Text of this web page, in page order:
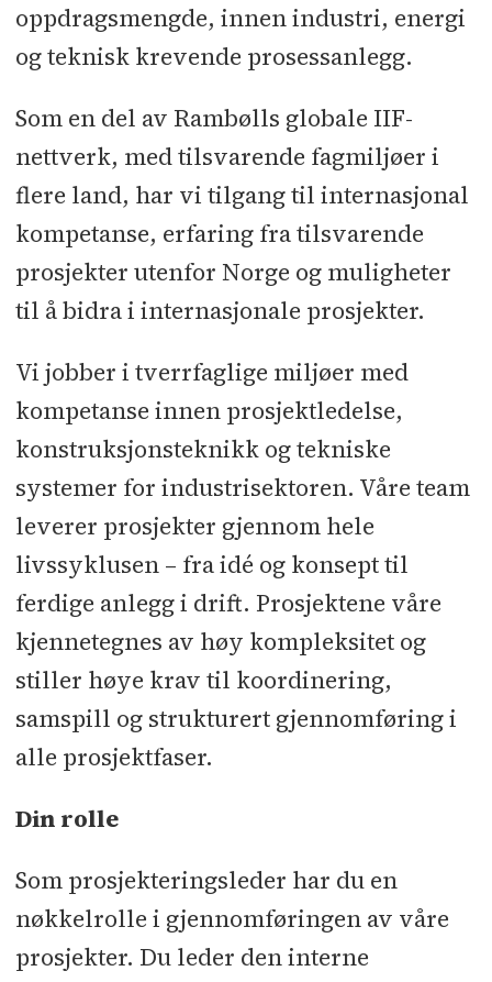
oppdragsmengde, innen industri, energi
og teknisk krevende prosessanlegg.
Som en del av Rambølls globale IIF-
nettverk, med tilsvarende fagmiljøer i
flere land, har vi tilgang til internasjonal
kompetanse, erfaring fra tilsvarende
prosjekter utenfor Norge og muligheter
til å bidra i internasjonale prosjekter.
Vi jobber i tverrfaglige miljøer med
kompetanse innen prosjektledelse,
konstruksjonsteknikk og tekniske
systemer for industrisektoren. Våre team
leverer prosjekter gjennom hele
livssyklusen – fra idé og konsept til
ferdige anlegg i drift. Prosjektene våre
kjennetegnes av høy kompleksitet og
stiller høye krav til koordinering,
samspill og strukturert gjennomføring i
alle prosjektfaser.
Din rolle
Som prosjekteringsleder har du en
nøkkelrolle i gjennomføringen av våre
prosjekter. Du leder den interne